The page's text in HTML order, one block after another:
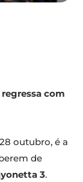
com
outubro, é a
de
3.